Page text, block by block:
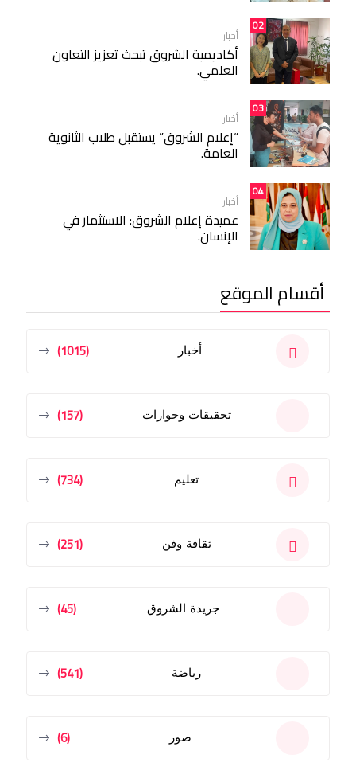
02
أخبار
أكاديمية الشروق تبحث تعزيز التعاون
العلمي.
03
أخبار
“إعلام الشروق” يستقبل طلاب الثانوية
العامة.
04
أخبار
عميدة إعلام الشروق: الاستثمار في
الإنسان.
أقسام الموقع
أخبار (1015)
تحقيقات وحوارات (157)
تعليم (734)
ثقافة وفن (251)
جريدة الشروق (45)
رياضة (541)
صور (6)